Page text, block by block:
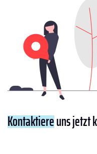
Kontaktiereuns jetzt